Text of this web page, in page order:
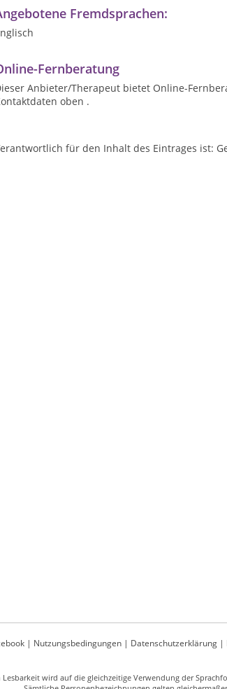
Fremdsprachen:
Fernberatung
Anbieter/Therapeut bietet Online-
oben .
für den Inhalt des Eintrages ist:
| Nutzungsbedingungen| Datenschutzerklärung|
Lesbarkeit wird auf die gleichzeitige Verwendung der